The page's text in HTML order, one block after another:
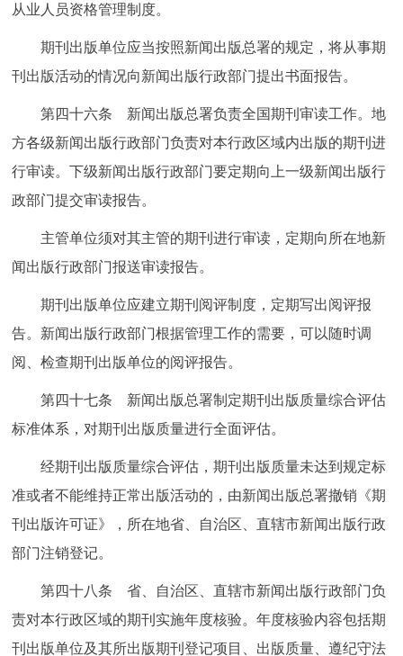
从业人员资格管理制度。
期刊出版单位应当按照新闻出版总署的规定，将从事期
刊出版活动的情况向新闻出版行政部门提出书面报告。
第四十六条 新闻出版总署负责全国期刊审读工作。地
方各级新闻出版行政部门负责对本行政区域内出版的期刊进
行审读。下级新闻出版行政部门要定期向上一级新闻出版行
政部门提交审读报告。
主管单位须对其主管的期刊进行审读，定期向所在地新
闻出版行政部门报送审读报告。
期刊出版单位应建立期刊阅评制度，定期写出阅评报
告。新闻出版行政部门根据管理工作的需要，可以随时调
阅、检查期刊出版单位的阅评报告。
第四十七条 新闻出版总署制定期刊出版质量综合评估
标准体系，对期刊出版质量进行全面评估。
经期刊出版质量综合评估，期刊出版质量未达到规定标
准或者不能维持正常出版活动的，由新闻出版总署撤销《期
刊出版许可证》，所在地省、自治区、直辖市新闻出版行政
部门注销登记。
第四十八条 省、自治区、直辖市新闻出版行政部门负
责对本行政区域的期刊实施年度核验。年度核验内容包括期
刊出版单位及其所出版期刊登记项目、出版质量、遵纪守法